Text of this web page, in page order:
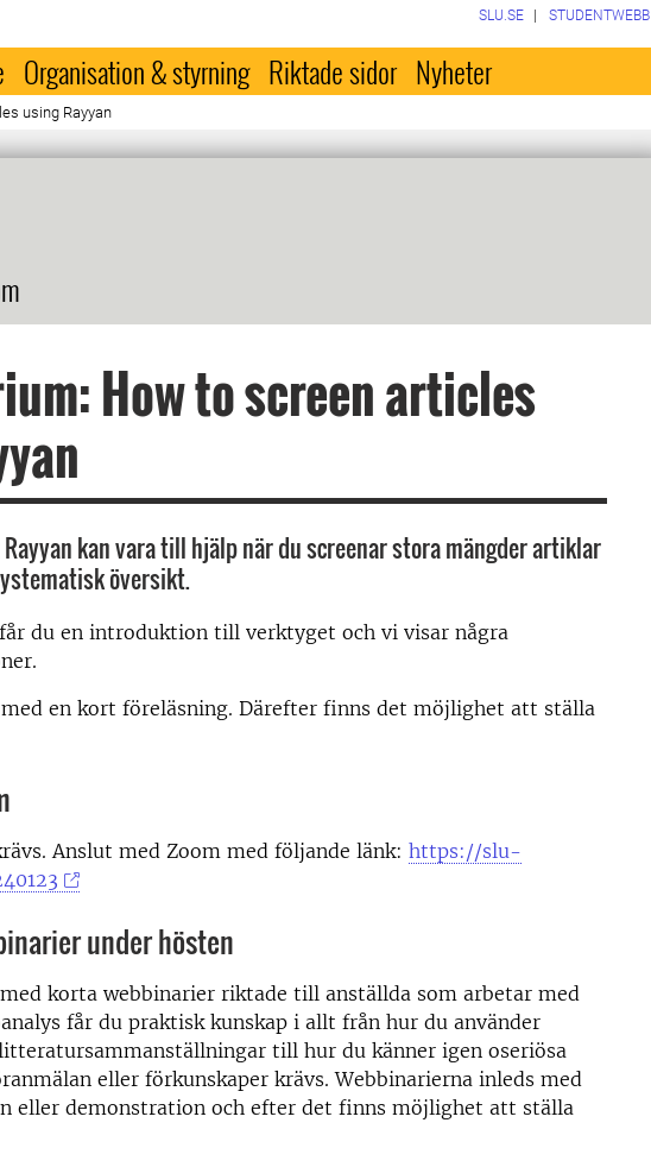
SLU.SE STUDENTWEBB
Organisation & styrning Riktade sidor Nyheter
using Rayyan
How to screen articles
kan vara till hjälp när du screenar stora mängder artiklar
översikt.
du en introduktion till verktyget och vi visar några
en kort föreläsning. Därefter finns det möjlighet att ställa
Anslut med Zoom med följande länk: https://slu-
under hösten
korta webbinarier riktade till anställda som arbetar med
får du praktisk kunskap i allt från hur du använder
till hur du känner igen oseriösa
eller förkunskaper krävs. Webbinarierna inleds med
eller demonstration och efter det finns möjlighet att ställa